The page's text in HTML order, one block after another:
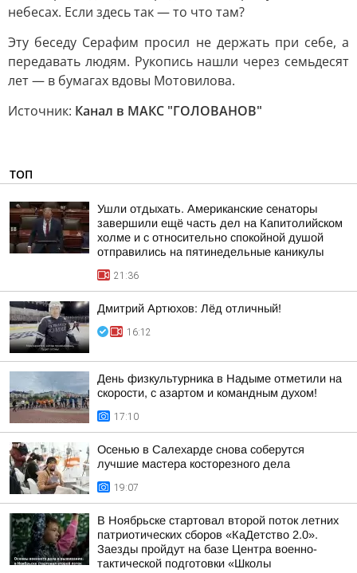
небесах. Если здесь так — то что там?
Эту беседу Серафим просил не держать при себе, а
передавать людям. Рукопись нашли через семьдесят
лет — в бумагах вдовы Мотовилова.
Источник: Канал в МАКС "ГОЛОВАНОВ"
ТОП
Ушли отдыхать. Американские сенаторы
завершили ещё часть дел на Капитолийском
холме и с относительно спокойной душой
отправились на пятинедельные каникулы
21:36
Дмитрий Артюхов: Лёд отличный!
16:12
День физкультурника в Надыме отметили на
скорости, с азартом и командным духом!
17:10
Осенью в Салехарде снова соберутся
лучшие мастера косторезного дела
19:07
В Ноябрьске стартовал второй поток летних
патриотических сборов «КаДетство 2.0».
Заезды пройдут на базе Центра военно-
тактической подготовки «Школы